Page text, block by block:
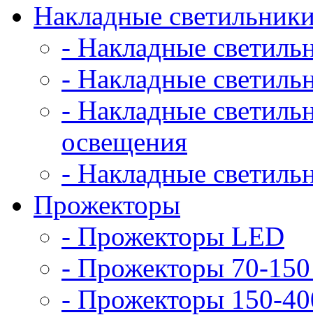
Накладные
- Накладные
- Накладные
- Накладные
освещения
- Накладные
Прожекторы
- Прожекторы LED
- Прожекторы 70-
- Прожекторы 150-